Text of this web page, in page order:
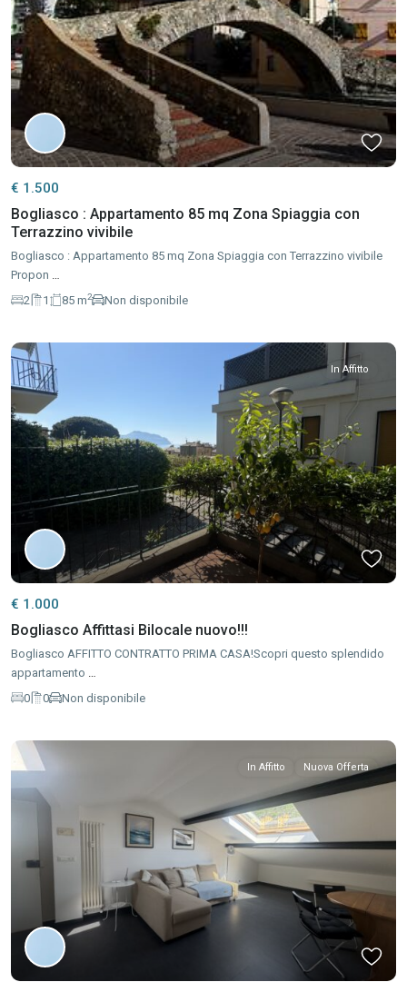
€ 1.500
Bogliasco : Appartamento 85 mq Zona Spiaggia con
Terrazzino vivibile
Bogliasco : Appartamento 85 mq Zona Spiaggia con Terrazzino vivibile
Propon …
2
1 85 m2 Non disponibile
In Affitto
€ 1.000
Bogliasco Affittasi Bilocale nuovo!!!
Bogliasco AFFITTO CONTRATTO PRIMA CASA!Scopri questo splendido
appartamento …
0
0 Non disponibile
In Affitto Nuova Offerta